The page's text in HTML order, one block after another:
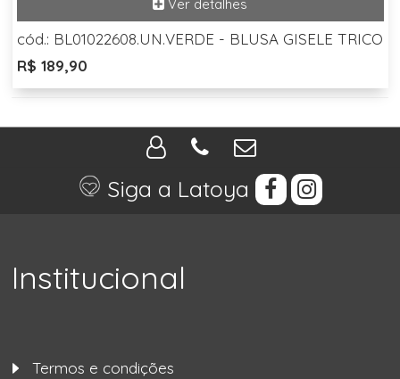
cód.: BL01022608.UN.VERDE - BLUSA GISELE TRICO
R$ 189,90
Siga a Latoya
Institucional
Termos e condições